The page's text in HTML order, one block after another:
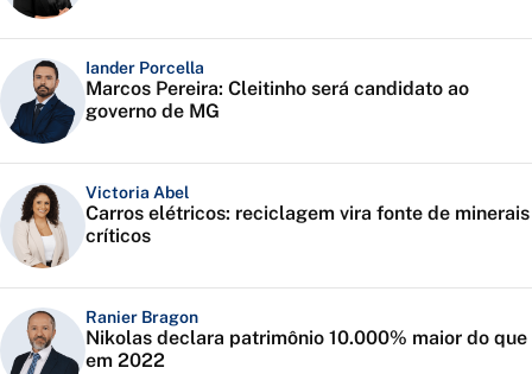
Iander Porcella
Marcos Pereira: Cleitinho será candidato ao
governo de MG
Victoria Abel
Carros elétricos: reciclagem vira fonte de minerais
críticos
Ranier Bragon
Nikolas declara patrimônio 10.000% maior do que
em 2022